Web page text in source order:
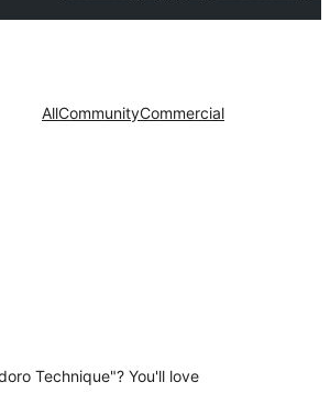
AllCommunityCommercial
Technique"? You'll love